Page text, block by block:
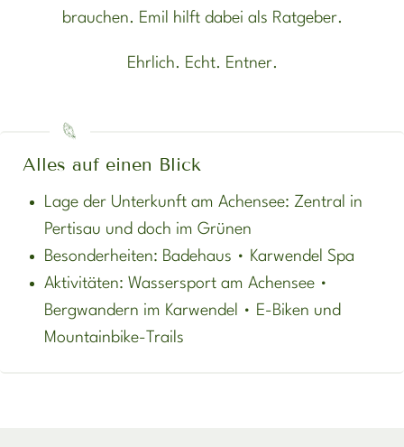
brauchen. Emil hilft dabei als Ratgeber.
Ehrlich. Echt. Entner.
Alles auf einen Blick
Lage der Unterkunft am Achensee: Zentral in
Pertisau und doch im Grünen
Besonderheiten: Badehaus • Karwendel Spa
Aktivitäten: Wassersport am Achensee •
Bergwandern im Karwendel • E-Biken und
Mountainbike-Trails